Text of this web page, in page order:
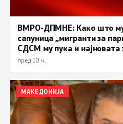
ВМРО-ДПМНЕ: Како што
сапуница „мигранти за
СДСМ му пука и најновата
прифаќање на француски
пред 10 ч.
МАКЕДОНИЈА